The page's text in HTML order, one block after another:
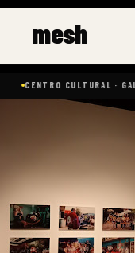
Ir
mesh
CULTURAL · GALERÍA